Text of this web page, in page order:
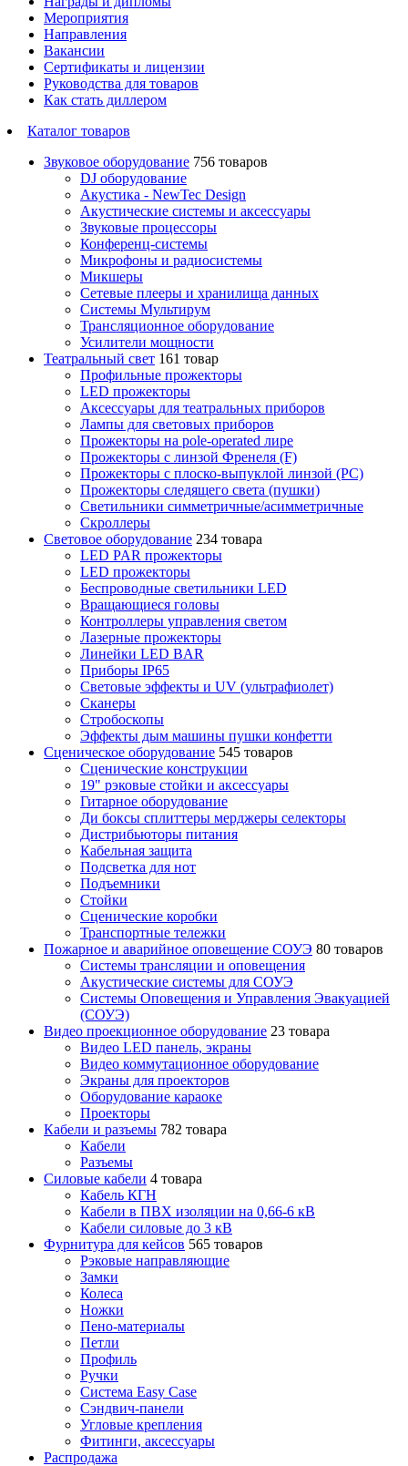
Мероприятия
Направления
Вакансии
Сертификаты и лицензии
Руководства для товаров
Как стать диллером
Каталог товаров
Звуковое оборудование 756 товаров
DJ оборудование
Акустика - NewTec Design
Акустические системы и аксессуары
Звуковые процессоры
Конференц-системы
Микрофоны и радиосистемы
Микшеры
Сетевые плееры и хранилища данных
Системы Мультирум
Трансляционное оборудование
Усилители мощности
Театральный свет 161 товар
Профильные прожекторы
LED прожекторы
Аксессуары для театральных приборов
Лампы для световых приборов
Прожекторы на pole-operated лире
Прожекторы с линзой Френеля (F)
Прожекторы с плоско-выпуклой линзой (PC)
Прожекторы следящего света (пушки)
Светильники симметричные/асимметричные
Скроллеры
Световое оборудование 234 товара
LED PAR прожекторы
LED прожекторы
Беспроводные светильники LED
Вращающиеся головы
Контроллеры управления светом
Лазерные прожекторы
Линейки LED BAR
Приборы IP65
Световые эффекты и UV (ультрафиолет)
Сканеры
Стробоскопы
Эффекты дым машины пушки конфетти
Сценическое оборудование 545 товаров
Сценические конструкции
19" рэковые стойки и аксесcуары
Гитарное оборудование
Ди боксы сплиттеры мерджеры селекторы
Дистрибьюторы питания
Кабельная защита
Подсветка для нот
Подъемники
Стойки
Сценические коробки
Транспортные тележки
Пожарное и аварийное оповещение СОУЭ 80 товаров
Cистемы трансляции и оповещения
Акустические системы для СОУЭ
Системы Оповещения и Управления Эвакуацией
(СОУЭ)
Видео проекционное оборудование 23 товара
Видео LED панель, экраны
Видео коммутационное оборудование
Экраны для проекторов
Оборудование караоке
Проекторы
Кабели и разъемы 782 товара
Кабели
Разъемы
Силовые кабели 4 товара
Кабель КГН
Кабели в ПВХ изоляции на 0,66-6 кВ
Кабели силовые до 3 кВ
Фурнитура для кейсов 565 товаров
Рэковые направляющие
Замки
Колеса
Ножки
Пено-материалы
Петли
Профиль
Ручки
Система Easy Case
Сэндвич-панели
Угловые крепления
Фитинги, аксессуары
Распродажа